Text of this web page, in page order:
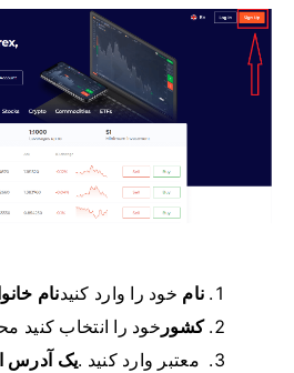
نام نامخود را وارد کنید
کشور خود را انتخاب کنید
یک آدرسمعتبر وارد کنید .